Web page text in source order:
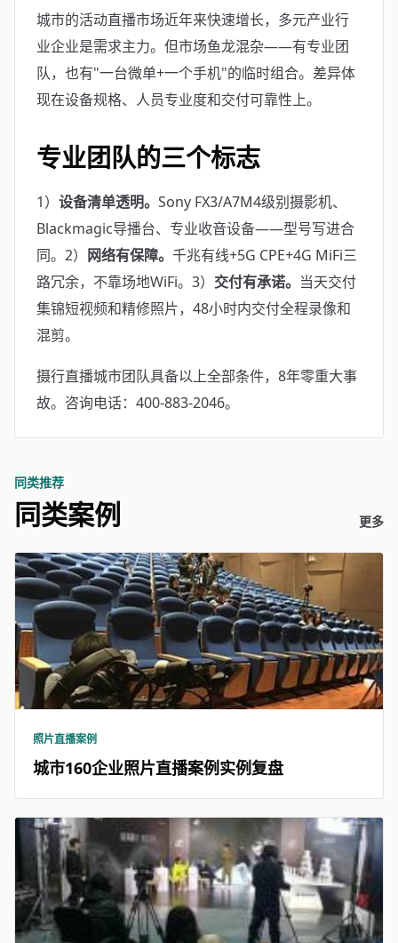
城市的活动直播市场近年来快速增长，多元产业行
业企业是需求主力。但市场鱼龙混杂——有专业团
队，也有"一台微单+一个手机"的临时组合。差异体
现在设备规格、人员专业度和交付可靠性上。
专业团队的三个标志
1） 设备清单透明。 Sony FX3/A7M4级别摄影机、
Blackmagic导播台、专业收音设备——型号写进合
同。2） 网络有保障。 千兆有线+5G CPE+4G MiFi三
路冗余，不靠场地WiFi。3） 交付有承诺。 当天交付
集锦短视频和精修照片，48小时内交付全程录像和
混剪。
摄行直播城市团队具备以上全部条件，8年零重大事
故。咨询电话：400-883-2046。
同类推荐
同类案例 更多
照片直播案例
城市160企业照片直播案例实例复盘